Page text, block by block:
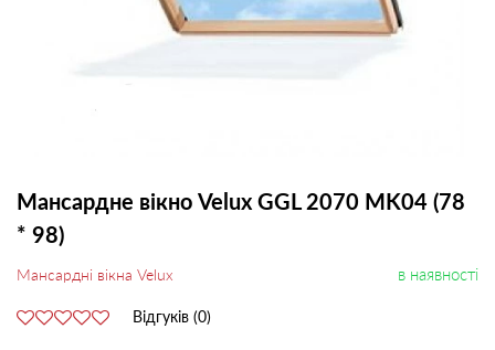
Мансардне вікно Velux GGL 2070 MK04 (78
* 98)
Мансардні вікна Velux в наявності
Відгуків (0)